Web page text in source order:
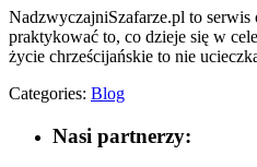
NadzwyczajniSzafarze.pl to serwis
praktykować to, co dzieje się w
życie chrześcijańskie to nie
Categories: Blog
Nasi partnerzy: